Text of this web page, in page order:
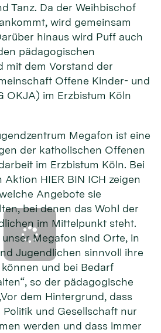
Tanz. Da der Weihbischof
wird gemeinsam
hinaus wird Puff auch
pädagogischen
mit dem Vorstand der
Offene Kinder- und
OKJA) im Erzbistum Köln
Megafon ist eine
der katholischen Offenen
im Erzbistum Köln. Bei
HIER BIN ICH zeigen
Angebote sie
bei denen das Wohl der
im Mittelpunkt steht.
Megafon sind Orte, in
Jugendlichen sinnvoll ihre
und bei Bedarf
so der pädagogische
dem Hintergrund, dass
und Gesellschaft nur
werden und dass immer